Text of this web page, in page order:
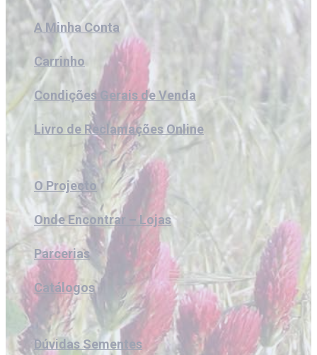
A Minha Conta
Carrinho
Condições Gerais de Venda
Livro de Reclamações Online
O Projecto
Onde Encontrar – Lojas
Parcerias
Catálogos
Dúvidas Sementes